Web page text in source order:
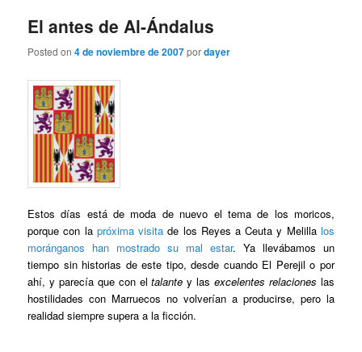
El antes de Al-Ándalus
Posted on4 de noviembre de 2007pordayer
Estos días está de moda de nuevo el tema de los moricos,
porque con la próxima visita de los Reyes a Ceuta y Melilla los
moránganos han mostrado su mal estar. Ya llevábamos un
tiempo sin historias de este tipo, desde cuando El Perejil o por
ahí, y parecía que con eltalante y lasexcelentes relaciones las
hostilidades con Marruecos no volverían a producirse, pero la
realidad siempre supera a la ficción.